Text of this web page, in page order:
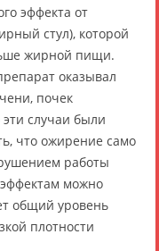
эффекта от
стул), которой
жирной пищи.
оказывал
почек
случаи были
что ожирение само
работы
можно
общий уровень
плотности